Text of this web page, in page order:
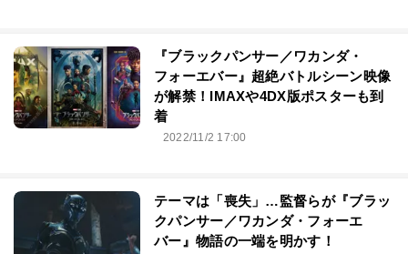
『ブラックパンサー／ワカンダ・
フォーエバー』超絶バトルシーン映像
が解禁！IMAXや4DX版ポスターも到
着
2022/11/2 17:00
テーマは「喪失」…監督らが『ブラッ
クパンサー／ワカンダ・フォーエ
バー』物語の一端を明かす！